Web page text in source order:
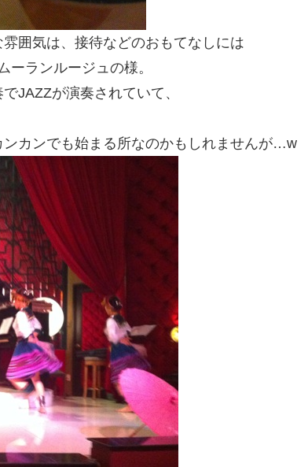
囲気は、接待などのおもてなしには
ーランルージュの様。
JAZZが演奏されていて、
カンでも始まる所なのかもしれませんが…w